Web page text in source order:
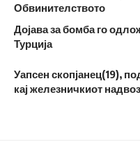
Обвинителството
Дојава за бомба го
Турција
Уапсен скопјанец(19),
кај железничкиот